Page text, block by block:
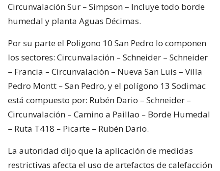
Circunvalación Sur – Simpson – Incluye todo borde
humedal y planta Aguas Décimas.
Por su parte el Poligono 10 San Pedro lo componen
los sectores: Circunvalación – Schneider – Schneider
– Francia – Circunvalación – Nueva San Luis – Villa
Pedro Montt – San Pedro, y el polígono 13 Sodimac
está compuesto por: Rubén Dario – Schneider –
Circunvalación – Camino a Paillao – Borde Humedal
– Ruta T418 – Picarte – Rubén Dario.
La autoridad dijo que la aplicación de medidas
restrictivas afecta el uso de artefactos de calefacción